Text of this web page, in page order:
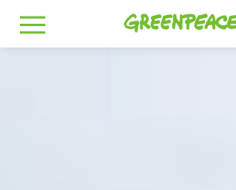
Greenpeace
MENU